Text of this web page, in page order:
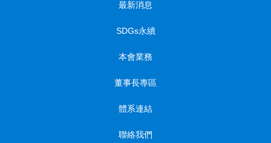
最新消息
SDGs永續
本會業務
董事長專區
體系連結
聯絡我們